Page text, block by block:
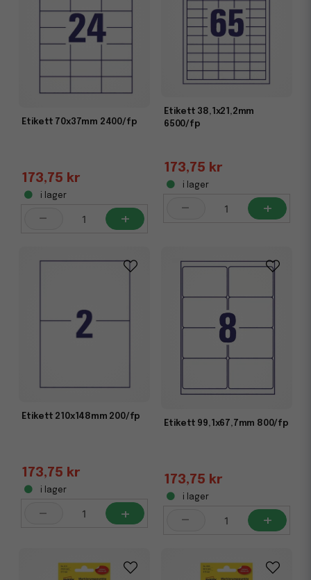
Etikett 70x37mm 2400/fp
173,75 kr
i lager
- +
Etikett 38,1x21,2mm
6500/fp
173,75 kr
i lager
- +
Etikett 210x148mm 200/fp
173,75 kr
i lager
- +
Etikett 99,1x67,7mm 800/fp
173,75 kr
i lager
- +